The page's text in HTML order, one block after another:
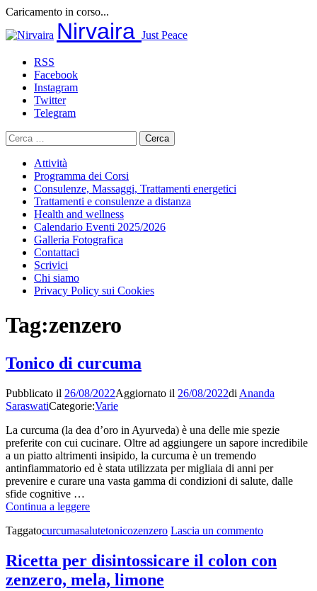
Caricamento in corso...
al
Nirvaira Just Peace
RSS
Facebook
Instagram
Twitter
Telegram
Ricerca
per:
Attività
Programma dei Corsi
Consulenze, Massaggi, Trattamenti energetici
Trattamenti e consulenze a distanza
Health and wellness
Calendario Eventi 2025/2026
Galleria Fotografica
Contattaci
Scrivici
Chi siamo
Privacy Policy sui Cookies
Tag:zenzero
Tonico di curcuma
Pubblicato il 26/08/2022Aggiornato il 26/08/2022di Ananda
SaraswatiCategorie:Varie
La curcuma (la dea d’oro in Ayurveda) è una delle mie spezie
preferite con cui cucinare. Oltre ad aggiungere un sapore incredibile
a un piatto altrimenti insipido, la curcuma è un tremendo
antinfiammatorio ed è stata utilizzata per migliaia di anni per
prevenire e curare una vasta gamma di condizioni di salute, dalle
sfide cognitive …
Continua a leggereTonico
curcuma
Taggatocurcumasalutetonicozenzero Lascia un commentosu
curcuma
Ricetta per disintossicare il colon con
zenzero, mela, limone